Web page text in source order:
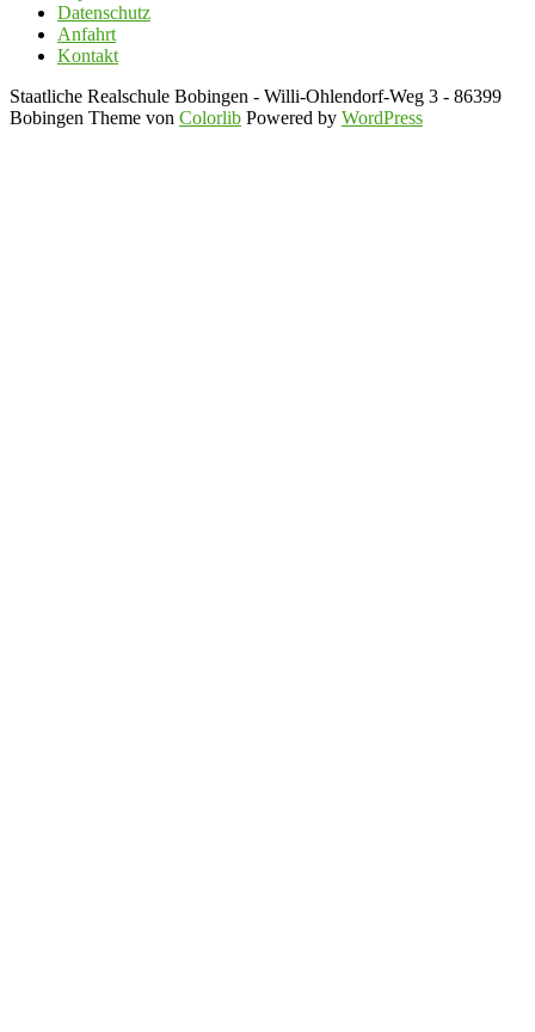
Datenschutz
Anfahrt
Kontakt
Staatliche Realschule Bobingen - Willi-Ohlendorf-Weg 3 - 86399
Bobingen Theme von Colorlib Powered by WordPress